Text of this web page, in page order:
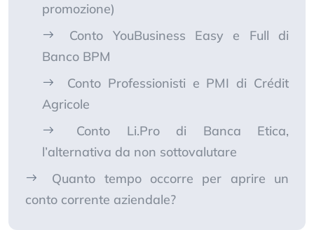
promozione)
Conto YouBusiness Easy e Full di
Banco BPM
Conto Professionisti e PMI di Crédit
Agricole
Conto Li.Pro di Banca Etica,
l’alternativa da non sottovalutare
Quanto tempo occorre per aprire un
conto corrente aziendale?